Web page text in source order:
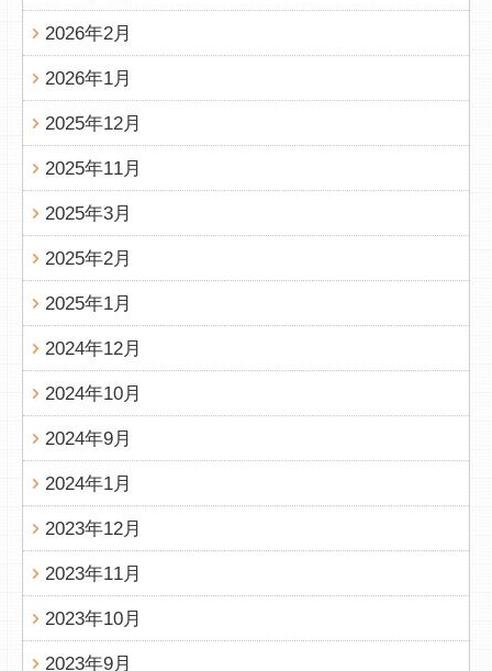
2026年2月
2026年1月
2025年12月
2025年11月
2025年3月
2025年2月
2025年1月
2024年12月
2024年10月
2024年9月
2024年1月
2023年12月
2023年11月
2023年10月
2023年9月